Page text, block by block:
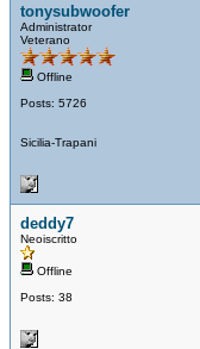
tonysubwoofer
Administrator
Veterano
Offline
Posts: 5726
Sicilia-Trapani
deddy7
Neoiscritto
Offline
Posts: 38